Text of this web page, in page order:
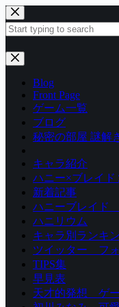
コ
ン
テ
ン
ツ
結
Blog
Front Page
ゲーム一覧
ブログ
秘密の部屋 謎解
キャラ紹介
ハニー×ブレイド
新着記事
ハニーブレイド
ハニリウム
キャラ別ランキン
ツイッター フ
TIPS集
早見表
天才的発想 ゲ